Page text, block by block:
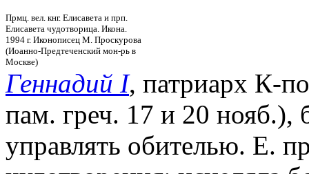
Прмц. вел. кнг. Елисавета и прп.
Елисавета чудотворица. Икона.
1994 г. Иконописец М. Проскурова
(Иоанно-Предтеченский мон-рь в
Москве)
Геннадий I, патриарх К-
пам. греч. 17 и 20 нояб.),
управлять обителью. Е.